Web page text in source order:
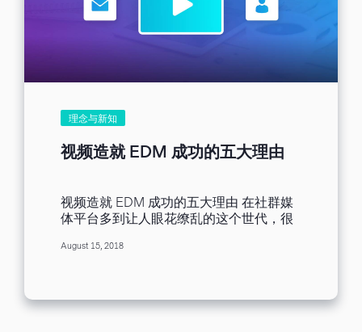
企业的统计数据，您便能理解为何要花心
思写好欢迎邮件： ● 与其他邮件营销相
比，欢迎邮件开启率多达四倍，而点击率
高达五倍。 ● 欢迎邮件是电子商务市场最
有效的邮件类型。 由此可见，欢迎邮件实
也知道开启率与点击率越高代表客户与网
站流量也越高。 根据 Asperian所做的邮
件营销报告，93％ 的邮件营销人员每月都
会用到欢迎邮件。此外，该报告指出，欢
般促销邮件。 欢迎邮件的主旨栏是营销人
员成功的关键因素。邮件寄达新订户的收
件匣，首先映入眼帘的便是主旨栏，订户
要不要阅读邮件内容，主旨句便可一决生
目前已厘清：您需要欢迎邮件改善您在邮
理念与新知
视频造就 EDM 成功的五大理由
视频造就 EDM 成功的五大理由 在社群媒
体平台多到让人眼花缭乱的这个世代，很
不用我提醒，您也知道有许多直接的管道
容寄到他们的收件匣。 您肯定也知道，这
August 15, 2018